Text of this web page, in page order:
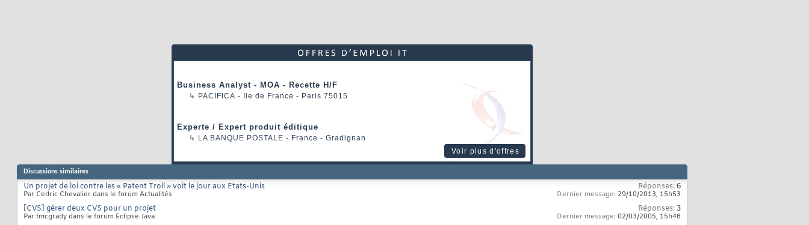
Business Analyst - MOA - Recette H/F
↳ PACIFICA - Ile de France - Paris 75015
Experte / Expert produit éditique
↳ LA BANQUE POSTALE - France - Gradignan
Voir plus d'offres
Discussions similaires
Un projet de loi contre les « Patent Troll » voit le jour aux Etats-Unis
Par Cedric Chevalier dans le forum Actualités
Réponses:6
Dernier message: 29/10/2013, 15h53
[CVS] gérer deux CVS pour un projet
Par tmcgrady dans le forum Eclipse Java
Réponses: 3
Dernier message: 02/03/2005, 15h48